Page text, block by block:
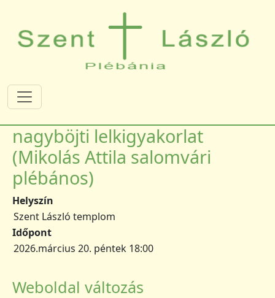
nagyböjti lelkigyakorlat
(Mikolás Attila salomvári
plébános)
Helyszín
Szent László templom
Időpont
2026.március 20. péntek 18:00
Weboldal változás